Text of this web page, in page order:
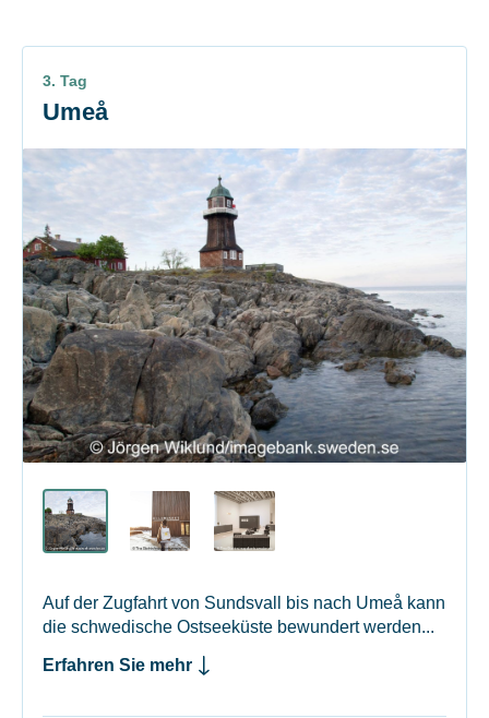
3. Tag
Umeå
Auf der Zugfahrt von Sundsvall bis nach Umeå kann
die schwedische Ostseeküste bewundert werden...
Erfahren Sie mehr